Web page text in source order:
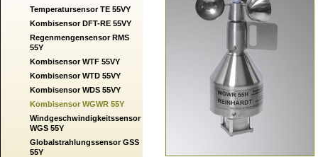
Temperatursensor TE 55VY
Kombisensor DFT-RE 55VY
Regenmengensensor RMS
55Y
Kombisensor WTF 55VY
Kombisensor WTD 55VY
Kombisensor WDS 55VY
Kombisensor WGWR 55Y
Windgeschwindigkeitssensor
WGS 55Y
Globalstrahlungssensor GSS
55Y